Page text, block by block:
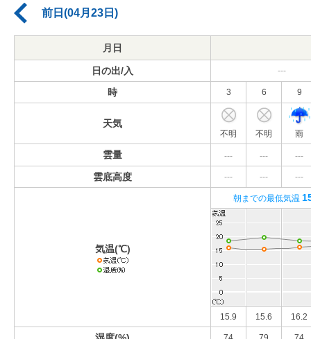
前日(04月23日)
月日
日の出/入 ---
時 3 6 9
天気
不明 不明 雨
雲量 --- --- ---
雲底高度 --- --- ---
気温(℃)
朝までの最低気温
15.9 15.6 16.2